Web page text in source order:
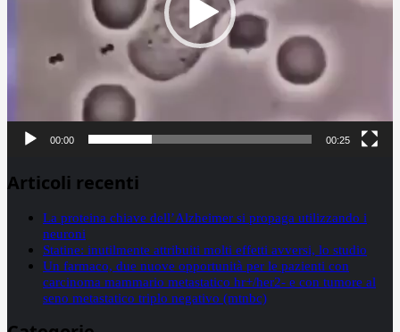
00:00 00:25
Articoli recenti
La proteina chiave dell’Alzheimer si propaga utilizzando i
neuroni
Statine: inutilmente attribuiti molti effetti avversi, lo studio
Un farmaco, due nuove opportunità per le pazienti con
carcinoma mammario metastatico hr+/her2- e con tumore al
seno metastatico triplo negativo (mtnbc)